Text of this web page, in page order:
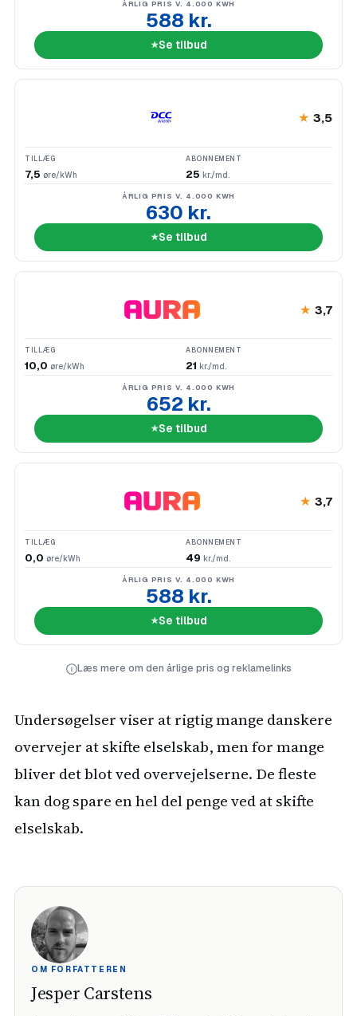
ÅRLIG PRIS V. 4.000 KWH
588 kr.
Se tilbud
★ 3,5
TILLÆG
7,5 øre/kWh
ABONNEMENT
25 kr./md.
ÅRLIG PRIS V. 4.000 KWH
630 kr.
Se tilbud
★ 3,7
TILLÆG
10,0 øre/kWh
ABONNEMENT
21 kr./md.
ÅRLIG PRIS V. 4.000 KWH
652 kr.
Se tilbud
★ 3,7
TILLÆG
0,0 øre/kWh
ABONNEMENT
49 kr./md.
ÅRLIG PRIS V. 4.000 KWH
588 kr.
Se tilbud
Læs mere om den årlige pris og reklamelinks
Undersøgelser viser at rigtig mange danskere
overvejer at skifte elselskab, men for mange
bliver det blot ved overvejelserne. De fleste
kan dog spare en hel del penge ved at skifte
elselskab.
OM FORFATTEREN
Jesper Carstens